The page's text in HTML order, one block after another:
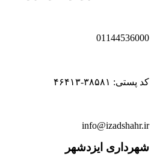
01144536000
کد پستی: ۳۸۵۸۱-۴۶۴۱۳
info@izadshahr.ir
شهرداری ایزدشهر